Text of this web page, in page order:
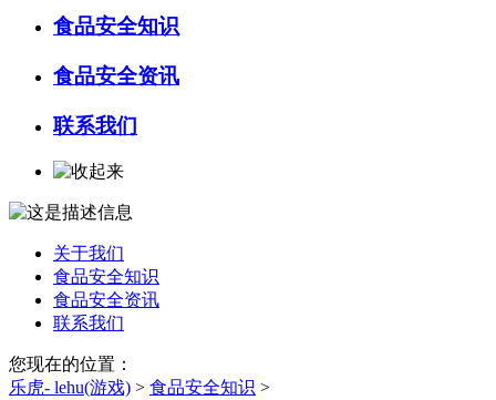
食品安全知识
食品安全资讯
联系我们
关于我们
食品安全知识
食品安全资讯
联系我们
您现在的位置：
乐虎- lehu(游戏) > 食品安全知识 >